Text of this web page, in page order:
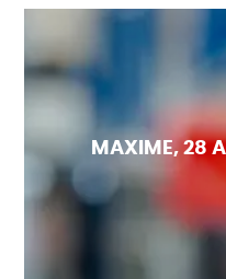
MAXIME, 28